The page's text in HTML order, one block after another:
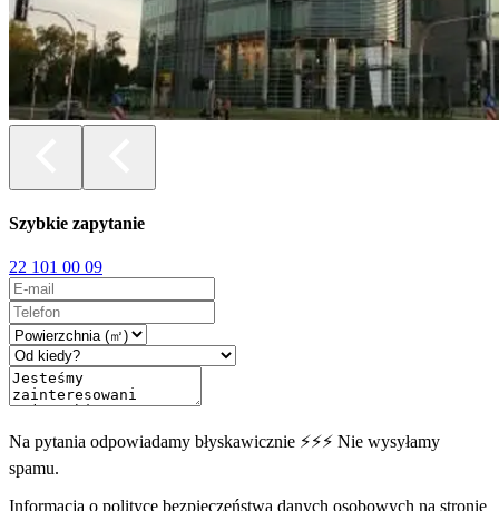
Szybkie zapytanie
22 101 00 09
Na pytania odpowiadamy błyskawicznie ⚡⚡⚡ Nie wysyłamy
spamu.
Informacja o polityce bezpieczeństwa danych osobowych na stronie